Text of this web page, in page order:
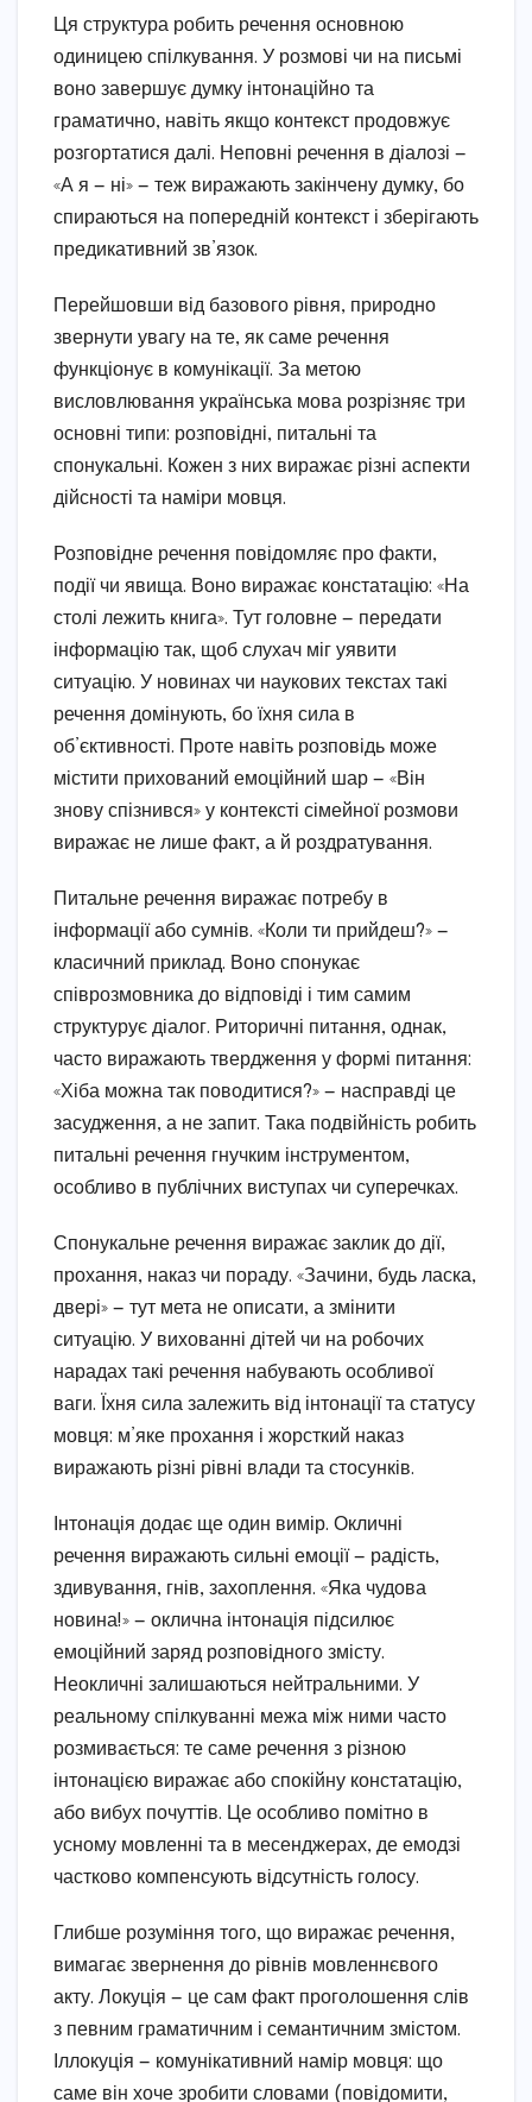
Ця структура робить речення основною
одиницею спілкування. У розмові чи на письмі
воно завершує думку інтонаційно та
граматично, навіть якщо контекст продовжує
розгортатися далі. Неповні речення в діалозі —
«А я — ні» — теж виражають закінчену думку, бо
спираються на попередній контекст і зберігають
предикативний зв’язок.
Перейшовши від базового рівня, природно
звернути увагу на те, як саме речення
функціонує в комунікації. За метою
висловлювання українська мова розрізняє три
основні типи: розповідні, питальні та
спонукальні. Кожен з них виражає різні аспекти
дійсності та наміри мовця.
Розповідне речення повідомляє про факти,
події чи явища. Воно виражає констатацію: «На
столі лежить книга». Тут головне — передати
інформацію так, щоб слухач міг уявити
ситуацію. У новинах чи наукових текстах такі
речення домінують, бо їхня сила в
об’єктивності. Проте навіть розповідь може
містити прихований емоційний шар — «Він
знову спізнився» у контексті сімейної розмови
виражає не лише факт, а й роздратування.
Питальне речення виражає потребу в
інформації або сумнів. «Коли ти прийдеш?» —
класичний приклад. Воно спонукає
співрозмовника до відповіді і тим самим
структурує діалог. Риторичні питання, однак,
часто виражають твердження у формі питання:
«Хіба можна так поводитися?» — насправді це
засудження, а не запит. Така подвійність робить
питальні речення гнучким інструментом,
особливо в публічних виступах чи суперечках.
Спонукальне речення виражає заклик до дії,
прохання, наказ чи пораду. «Зачини, будь ласка,
двері» — тут мета не описати, а змінити
ситуацію. У вихованні дітей чи на робочих
нарадах такі речення набувають особливої
ваги. Їхня сила залежить від інтонації та статусу
мовця: м’яке прохання і жорсткий наказ
виражають різні рівні влади та стосунків.
Інтонація додає ще один вимір. Окличні
речення виражають сильні емоції — радість,
здивування, гнів, захоплення. «Яка чудова
новина!» — оклична інтонація підсилює
емоційний заряд розповідного змісту.
Неокличні залишаються нейтральними. У
реальному спілкуванні межа між ними часто
розмивається: те саме речення з різною
інтонацією виражає або спокійну констатацію,
або вибух почуттів. Це особливо помітно в
усному мовленні та в месенджерах, де емодзі
частково компенсують відсутність голосу.
Глибше розуміння того, що виражає речення,
вимагає звернення до рівнів мовленнєвого
акту. Локуція — це сам факт проголошення слів
з певним граматичним і семантичним змістом.
Іллокуція — комунікативний намір мовця: що
саме він хоче зробити словами (повідомити,